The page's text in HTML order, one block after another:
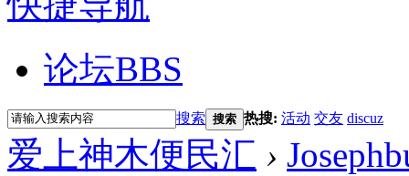
论坛BBS
搜索 搜索 热搜: 活动 交友 discuz
爱上神木便民汇 ›